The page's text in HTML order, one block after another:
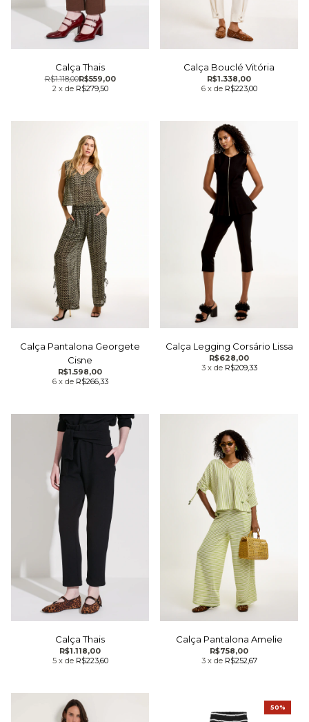
Calça Thais
R$559,00
R$1.118,00
2 x de R$279,50
Calça Bouclé Vitória
R$1.338,00
6 x de R$223,00
Calça Pantalona Georgete
Cisne
R$1.598,00
6 x de R$266,33
Calça Legging Corsário Lissa
R$628,00
3 x de R$209,33
Calça Thais
R$1.118,00
5 x de R$223,60
Calça Pantalona Amelie
R$758,00
3 x de R$252,67
50%